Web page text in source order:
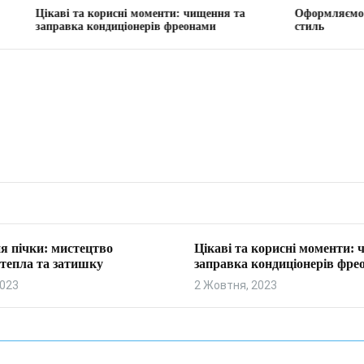
та корисні моменти: чищення та
кондиціонерів фреонами
Оформляємо вітальню:
пічки: мистецтво
та затишку
Цікаві та корисні моменти:
заправка кондиціонерів
2 Жовтня, 2023